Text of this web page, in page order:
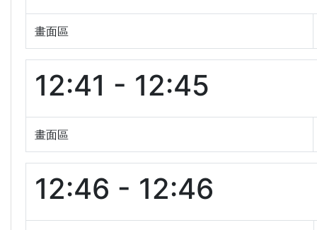
畫面區
12:41 - 12:45
畫面區
12:46 - 12:46